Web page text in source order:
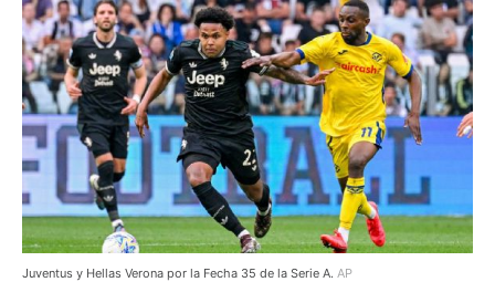
Juventus y Hellas Verona por la Fecha 35 de la Serie A. AP